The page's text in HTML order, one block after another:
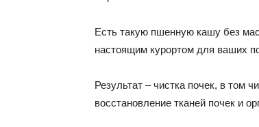
Есть такую пшенную кашу без
настоящим курортом для ваших
Результат – чистка почек, в том
восстановление тканей почек и